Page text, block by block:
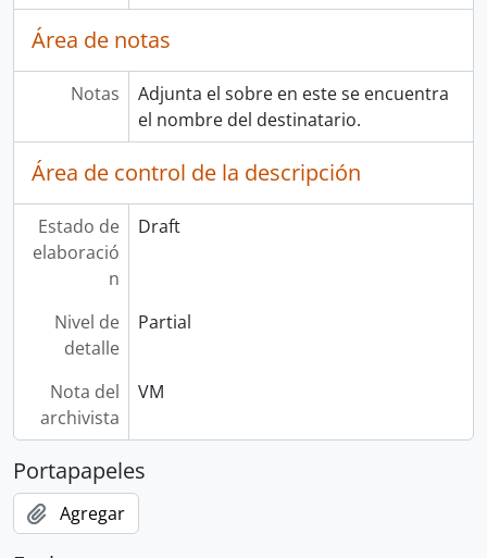
Área de notas
Notas
Adjunta el sobre en este se encuentra
el nombre del destinatario.
Área de control de la descripción
Estado de
elaboració
n
Draft
Nivel de
detalle
Partial
Nota del
archivista
VM
Portapapeles
Agregar